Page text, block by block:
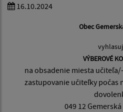
16.10.2024
Obec
VÝBEROVÉ
na obsadenie miesta
zastupovanie učiteľky počas
049 12